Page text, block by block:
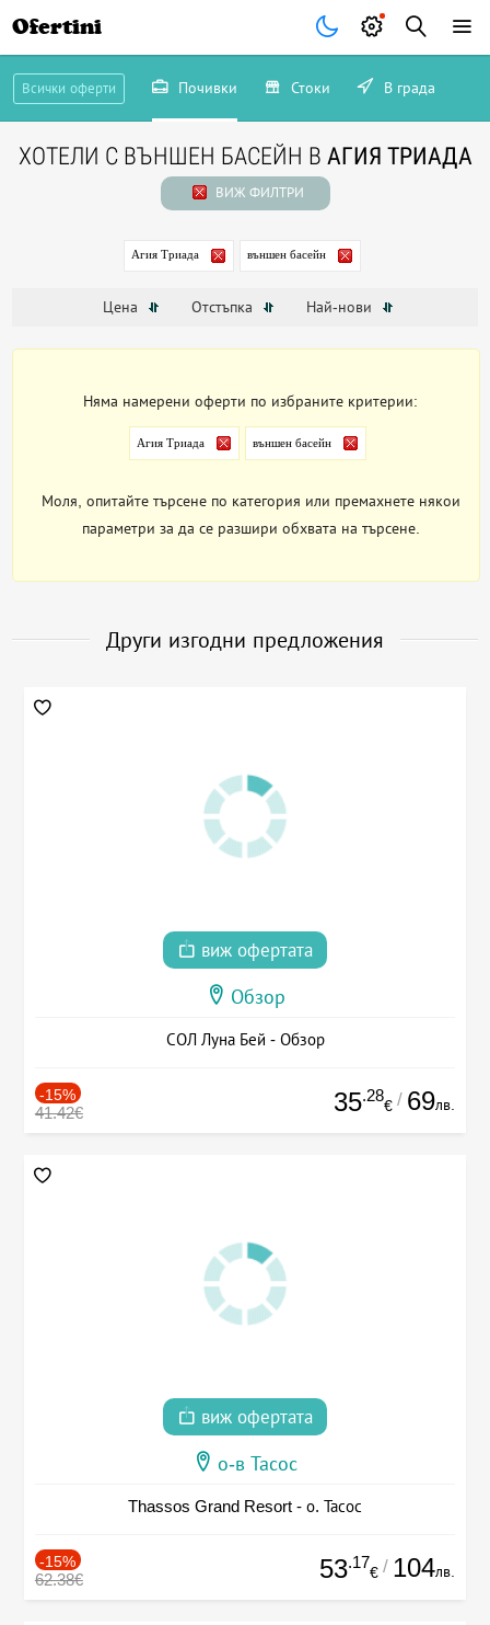
Ofertini
Всички оферти Почивки Стоки В града
ХОТЕЛИ С ВЪНШЕН БАСЕЙН В АГИЯ ТРИАДА
ВИЖ ФИЛТРИ
Агия Триада външен басейн
Цена Отстъпка Най-нови
Няма намерени оферти по избраните критерии:
Агия Триада външен басейн
Моля, опитайте търсене по категория или премахнете някои
параметри за да се разшири обхвата на търсене.
Други изгодни предложения
виж офертата
Обзор
СОЛ Луна Бей - Обзор
-15%
41.42€ 35.28
€ / 69лв.
виж офертата
о-в Тасос
Thassos Grand Resort - о. Тасос
-15%
62.38€ 53.17
€ / 104лв.